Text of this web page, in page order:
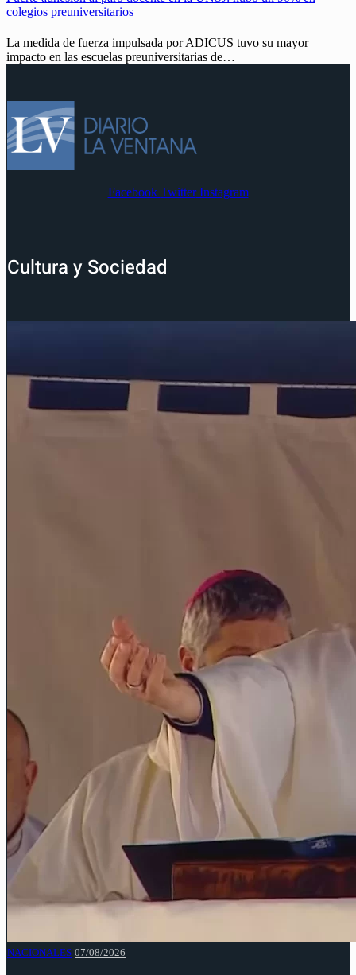
colegios preuniversitarios
La medida de fuerza impulsada por ADICUS tuvo su mayor
impacto en las escuelas preuniversitarias de…
Facebook Twitter Instagram
Cultura y Sociedad
NACIONALES 07/08/2026